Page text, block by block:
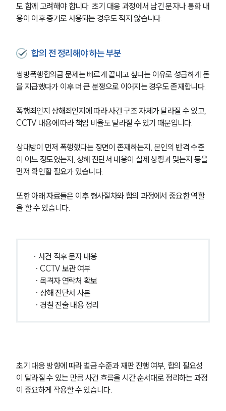
도 함께 고려해야 합니다. 초기 대응 과정에서 남긴 문자나 통화 내
용이 이후 증거로 사용되는 경우도 적지 않습니다.
합의 전 정리해야 하는 부분
쌍방폭행합의금 문제는 빠르게 끝내고 싶다는 이유로 성급하게 돈
을 지급했다가 이후 더 큰 분쟁으로 이어지는 경우도 존재합니다.
폭행죄인지 상해죄인지에 따라 사건 구조 자체가 달라질 수 있고,
CCTV 내용에 따라 책임 비율도 달라질 수 있기 때문입니다.
상대방이 먼저 폭행했다는 장면이 존재하는지, 본인의 반격 수준
이 어느 정도였는지, 상해 진단서 내용이 실제 상황과 맞는지 등을
먼저 확인할 필요가 있습니다.
또한 아래 자료들은 이후 형사절차와 합의 과정에서 중요한 역할
을 할 수 있습니다.
· 사건 직후 문자 내용
· CCTV 보관 여부
· 목격자 연락처 확보
· 상해 진단서 사본
· 경찰 진술 내용 정리
초기 대응 방향에 따라 벌금 수준과 재판 진행 여부, 합의 필요성
이 달라질 수 있는 만큼 사건 흐름을 시간 순서대로 정리하는 과정
이 중요하게 작용할 수 있습니다.